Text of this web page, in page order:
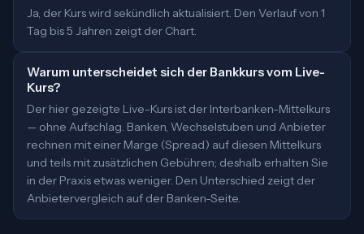
Ja, der Kurs wird sekündlich aktualisiert. Den Verlauf von 1
Tag bis 5 Jahren zeigt der Chart.
Warum unterscheidet sich der Bankkurs vom Live-
Kurs?
Der hier gezeigte Live-Kurs ist der Interbanken-Mittelkurs
— ohne Aufschlag. Banken, Wechselstuben und Anbieter
rechnen mit einer Marge (Spread) auf diesen Mittelkurs
und teils mit zusätzlichen Gebühren; deshalb erhalten Sie
in der Praxis etwas weniger. Den Unterschied zeigt der
Anbietervergleich auf der Banken-Seite.